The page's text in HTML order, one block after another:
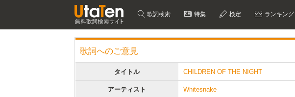
歌詞検索 特集 検定 ランキング
歌詞へのご意見
タイトル CHILDREN OF THE NIGHT
アーティスト Whitesnake